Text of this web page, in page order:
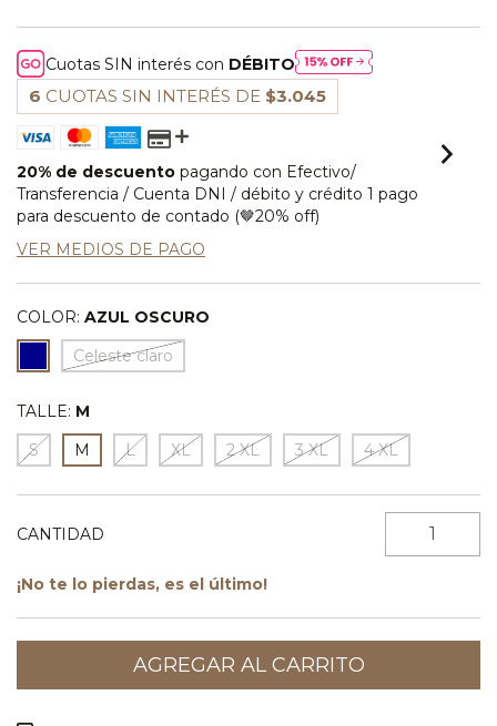
Cuotas SIN interés con DÉBITO
6 CUOTAS SIN INTERÉS DE $3.045
20% de descuento pagando con Efectivo/
Transferencia / Cuenta DNI / débito y crédito 1 pago
para descuento de contado (🤎20% off)
VER MEDIOS DE PAGO
COLOR: AZUL OSCURO
Celeste claro
TALLE: M
S
M L XL 2 XL 3 XL 4 XL
CANTIDAD
¡No te lo pierdas, es el último!